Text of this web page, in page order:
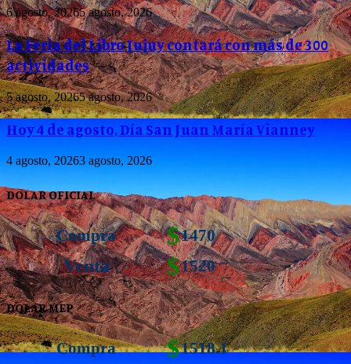
6 agosto, 20265 agosto, 2026
La Feria del Libro Jujuy contará con más de 300
actividades
5 agosto, 20265 agosto, 2026
Hoy 4 de agosto, Día San Juan María Vianney
4 agosto, 20263 agosto, 2026
DOLAR OFICIAL
Compra $1470
Venta $1520
DOLAR MEP
Compra $1518.1